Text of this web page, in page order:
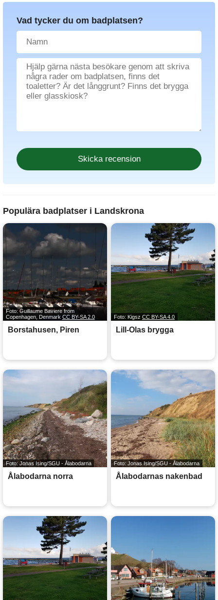
Vad tycker du om badplatsen?
Populära badplatser i Landskrona
Foto: Guillaume Baviere from
Copenhagen, Denmark CC BY-SA 2.0
Borstahusen, Piren
Foto: Kigsz CC BY-SA 4.0
Lill-Olas brygga
Foto: Jonas Ising/SGU - Ålabodarna
Ålabodarna norra
Foto: Jonas Ising/SGU - Ålabodarna
Ålabodarnas nakenbad